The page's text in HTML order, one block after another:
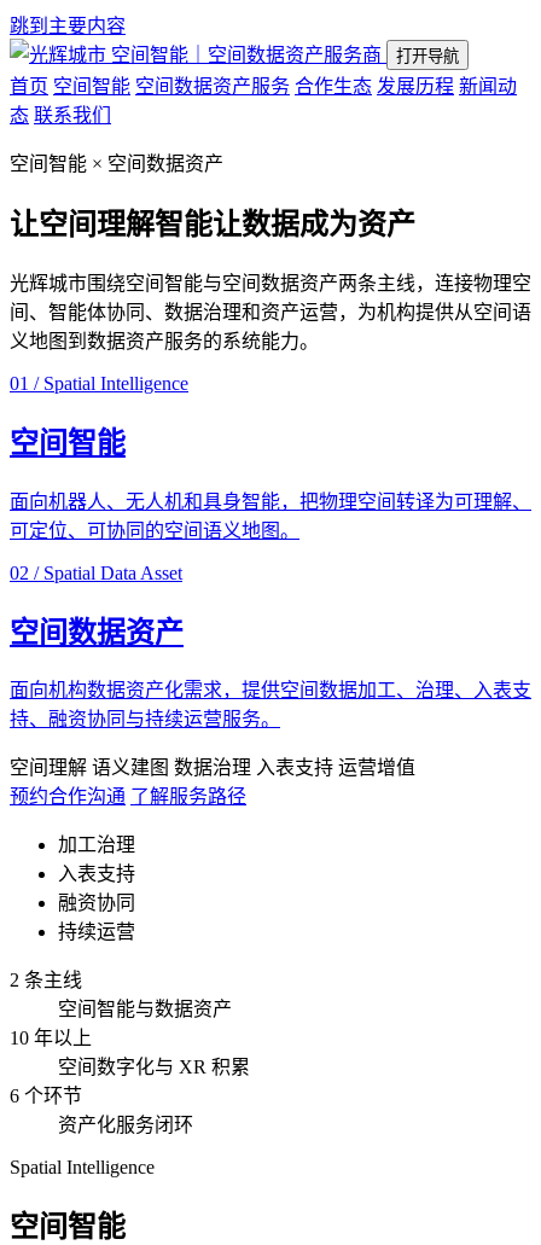
跳到主要内容
空间智能｜空间数据资产服务商
打开导航
首页 空间智能 空间数据资产服务 合作生态 发展历程 新闻动
态 联系我们
空间智能 × 空间数据资产
让空间理解智能让数据成为资产
光辉城市围绕空间智能与空间数据资产两条主线，连接物理空
间、智能体协同、数据治理和资产运营，为机构提供从空间语
义地图到数据资产服务的系统能力。
01 / Spatial Intelligence
空间智能
面向机器人、无人机和具身智能，把物理空间转译为可理解、
可定位、可协同的空间语义地图。
02 / Spatial Data Asset
空间数据资产
面向机构数据资产化需求，提供空间数据加工、治理、入表支
持、融资协同与持续运营服务。
空间理解 语义建图 数据治理 入表支持 运营增值
预约合作沟通 了解服务路径
加工治理
入表支持
融资协同
持续运营
2 条主线
空间智能与数据资产
10 年以上
空间数字化与 XR 积累
6 个环节
资产化服务闭环
Spatial Intelligence
空间智能